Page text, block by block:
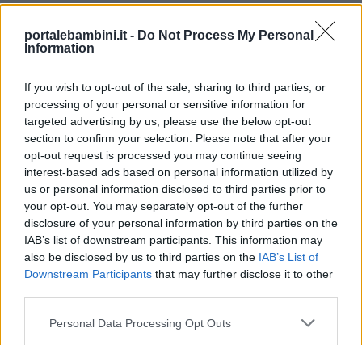
portalebambini.it - Do Not Process My Personal
Information
If you wish to opt-out of the sale, sharing to third parties, or
processing of your personal or sensitive information for
targeted advertising by us, please use the below opt-out
section to confirm your selection. Please note that after your
opt-out request is processed you may continue seeing
interest-based ads based on personal information utilized by
us or personal information disclosed to third parties prior to
your opt-out. You may separately opt-out of the further
disclosure of your personal information by third parties on the
IAB’s list of downstream participants. This information may
also be disclosed by us to third parties on the IAB’s List of
Downstream Participants that may further disclose it to other
Personal Data Processing Opt Outs
Link
utili
Chi
siamo